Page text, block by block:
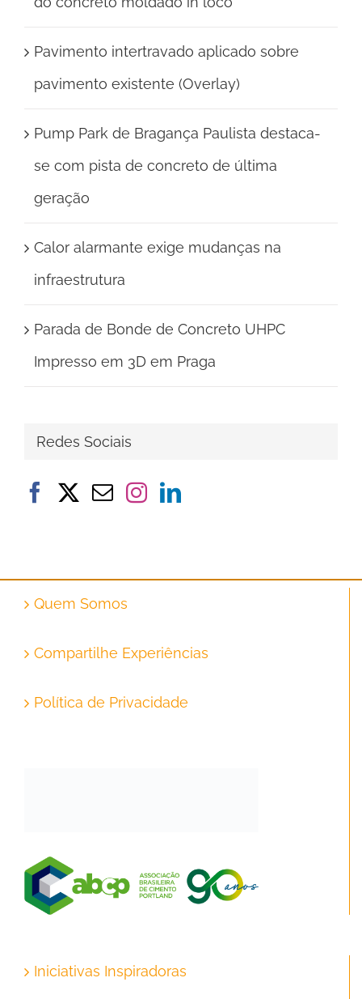
Pavimento intertravado aplicado sobre
pavimento existente (Overlay)
Pump Park de Bragança Paulista destaca-
se com pista de concreto de última
geração
Calor alarmante exige mudanças na
infraestrutura
Parada de Bonde de Concreto UHPC
Impresso em 3D em Praga
Redes Sociais
Quem Somos
Compartilhe Experiências
Política de Privacidade
Iniciativas Inspiradoras